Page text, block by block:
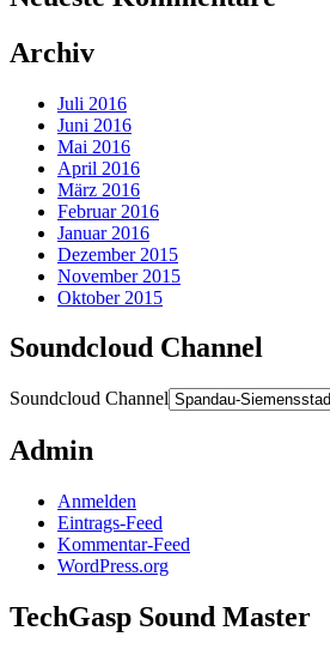
Archiv
Juli 2016
Juni 2016
Mai 2016
April 2016
März 2016
Februar 2016
Januar 2016
Dezember 2015
November 2015
Oktober 2015
Soundcloud Channel
Soundcloud Channel
Admin
Anmelden
Eintrags-Feed
Kommentar-Feed
WordPress.org
TechGasp Sound Master